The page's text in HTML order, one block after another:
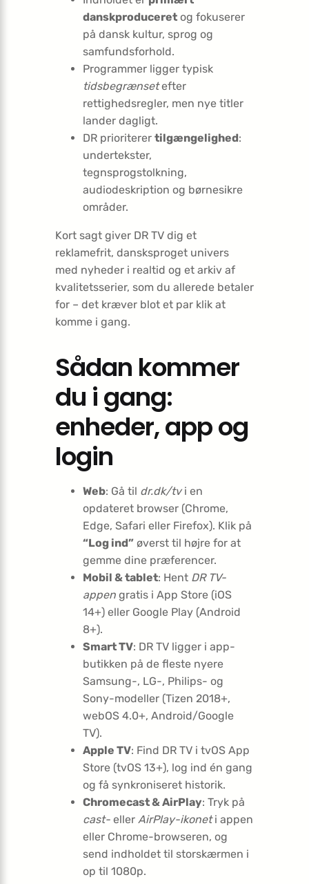
danskproduceret og fokuserer
på dansk kultur, sprog og
samfundsforhold.
Programmer ligger typisk
tidsbegrænsetefter
rettighedsregler, men nye titler
lander dagligt.
DR prioriterer tilgængelighed:
undertekster,
tegnsprogstolkning,
audiodeskription og børnesikre
områder.
Kort sagt giver DR TV dig et
reklamefrit, dansksproget univers
med nyheder i realtid og et arkiv af
kvalitetsserier, som du allerede betaler
for – det kræver blot et par klik at
komme i gang.
Sådan kommer
du i gang:
enheder, app og
login
Web: Gå til dr.dk/tvi en
opdateret browser (Chrome,
Edge, Safari eller Firefox). Klik på
“Log ind” øverst til højre for at
gemme dine præferencer.
Mobil & tablet: Hent DR TV-
appen gratis i App Store (iOS
14+) eller Google Play (Android
8+).
Smart TV: DR TV ligger i app-
butikken på de fleste nyere
Samsung-, LG-, Philips- og
Sony-modeller (Tizen 2018+,
webOS 4.0+, Android/Google
TV).
Apple TV: Find DR TV i tvOS App
Store (tvOS 13+), log ind én gang
og få synkroniseret historik.
Chromecast & AirPlay: Tryk på
cast- eller AirPlay-ikoneti appen
eller Chrome-browseren, og
send indholdet til storskærmen i
op til 1080p.